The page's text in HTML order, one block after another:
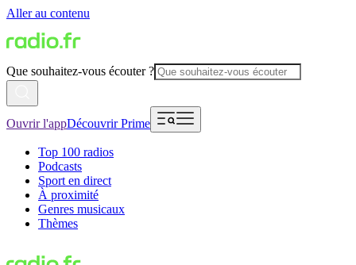
Aller au contenu
Que souhaitez-vous écouter ?
Ouvrir l'appDécouvrir Prime
Top 100 radios
Podcasts
Sport en direct
À proximité
Genres musicaux
Thèmes